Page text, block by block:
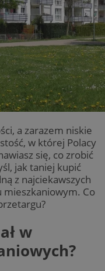
a zarazem niskie
w której Polacy
się, co zrobić
jak taniej kupić
z najciekawszych
mieszkaniowym. Co
w